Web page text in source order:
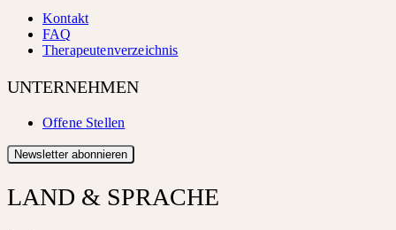
Kontakt
FAQ
Therapeutenverzeichnis
UNTERNEHMEN
Offene Stellen
Newsletter abonnieren
LAND & SPRACHE